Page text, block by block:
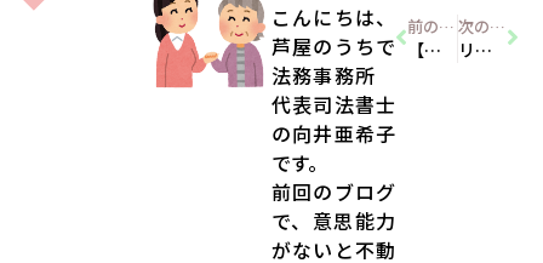
こんにちは、
芦屋のうちで
法務事務所
代表司法書士
の向井亜希子
です。
前回のブログ
で、意思能力
がないと不動
前のブログ
【よくある質問】認知症になったら家を売れない？
次のブログ
リーガルサポート会員になりました